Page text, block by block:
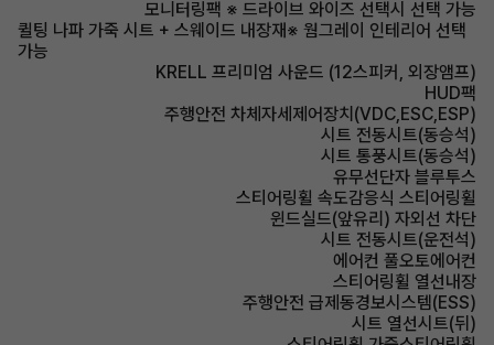
모니터링팩 ※ 드라이브 와이즈 선택시 선택 가능
퀼팅 나파 가죽 시트 + 스웨이드 내장재※ 웜그레이 인테리어 선택
가능
KRELL 프리미엄 사운드 (12스피커, 외장앰프)
HUD팩
주행안전 차체자세제어장치(VDC,ESC,ESP)
시트 전동시트(동승석)
시트 통풍시트(동승석)
유무선단자 블루투스
스티어링휠 속도감응식 스티어링휠
윈드실드(앞유리) 자외선 차단
시트 전동시트(운전석)
에어컨 풀오토에어컨
스티어링휠 열선내장
주행안전 급제동경보시스템(ESS)
시트 열선시트(뒤)